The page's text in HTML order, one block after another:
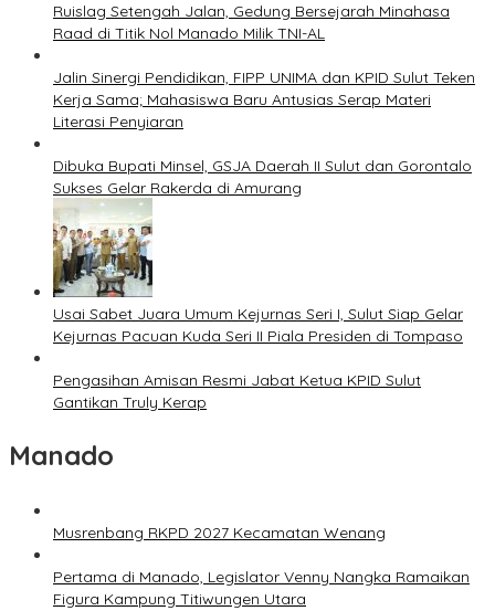
Ruislag Setengah Jalan, Gedung Bersejarah Minahasa
Raad di Titik Nol Manado Milik TNI-AL
Jalin Sinergi Pendidikan, FIPP UNIMA dan KPID Sulut Teken
Kerja Sama; Mahasiswa Baru Antusias Serap Materi
Literasi Penyiaran
Dibuka Bupati Minsel, GSJA Daerah II Sulut dan Gorontalo
Sukses Gelar Rakerda di Amurang
Usai Sabet Juara Umum Kejurnas Seri I, Sulut Siap Gelar
Kejurnas Pacuan Kuda Seri II Piala Presiden di Tompaso
Pengasihan Amisan Resmi Jabat Ketua KPID Sulut
Gantikan Truly Kerap
Manado
Musrenbang RKPD 2027 Kecamatan Wenang
Pertama di Manado, Legislator Venny Nangka Ramaikan
Figura Kampung Titiwungen Utara